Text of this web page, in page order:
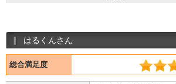
はるくんさん
総合満足度